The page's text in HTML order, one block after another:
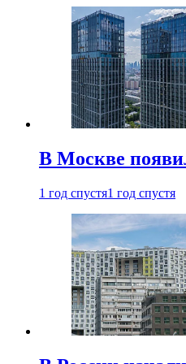
В Москве
1 год спустя1 год спустя